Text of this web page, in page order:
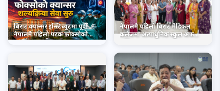
बिराट क्यान्सर इन्स्टिच्युटमा पूर्वी
नेपालमै पहिलो पटक फोक्सोको
नेपालमै पहिलो बिराट मेडिकल
कलेजमा अत्याधुनिक स्कुल अफ